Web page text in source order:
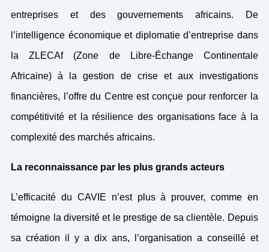
entreprises et des gouvernements africains. De
l’intelligence économique et diplomatie d’entreprise dans
la ZLECAf (Zone de Libre-Échange Continentale
Africaine) à la gestion de crise et aux investigations
financières, l’offre du Centre est conçue pour renforcer la
compétitivité et la résilience des organisations face à la
complexité des marchés africains.
La reconnaissance par les plus grands acteurs
L’efficacité du CAVIE n’est plus à prouver, comme en
témoigne la diversité et le prestige de sa clientèle. Depuis
sa création il y a dix ans, l’organisation a conseillé et